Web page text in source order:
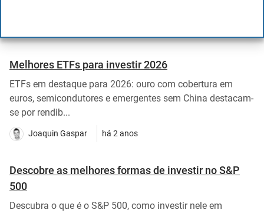
Melhores ETFs para investir 2026
ETFs em destaque para 2026: ouro com cobertura em
euros, semicondutores e emergentes sem China destacam-
se por rendib...
Joaquin Gaspar há 2 anos
Descobre as melhores formas de investir no S&P
500
Descubra o que é o S&P 500, como investir nele em